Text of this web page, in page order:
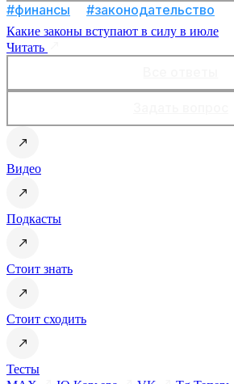
#финансы #законодательство
Какие законы вступают в силу в июле
Читать
Видео
Подкасты
Стоит знать
Стоит сходить
Тесты